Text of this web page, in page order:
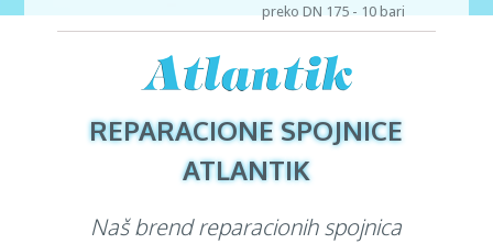
preko DN 175 - 10 bari
REPARACIONE SPOJNICE
ATLANTIK
Naš brend reparacionih spojnica